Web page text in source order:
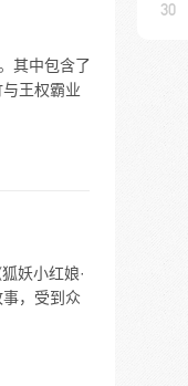
其中包含了
王权霸业
妖小红娘·
，受到众
30